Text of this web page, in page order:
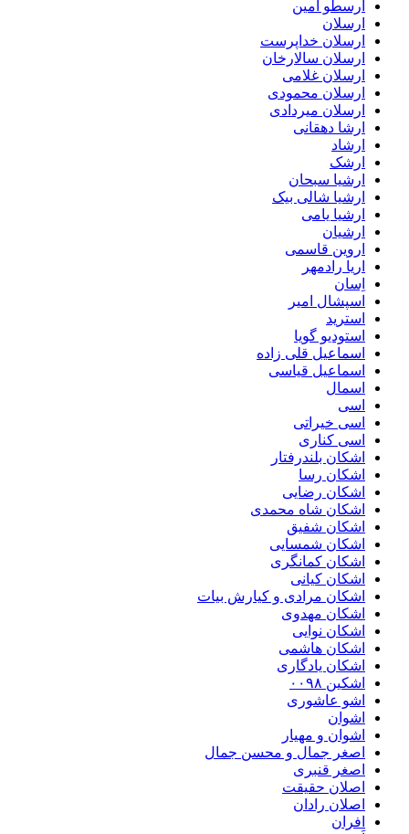
ارسطو امین
ارسلان
ارسلان خداپرست
ارسلان سالارخان
ارسلان غلامی
ارسلان محمودی
ارسلان میردادی
ارشا دهقانی
ارشاد
ارشک
ارشیا سبحان
ارشیا شالی بیک
ارشیا یامی
ارشیان
اروین قاسمی
اریا رادمهر
اِسان
اسپشال امیر
استرید
استودیو گویا
اسماعیل قلی زاده
اسماعیل قیاسی
اسمال
اسی
اسی خیراتی
اسی کناری
اشکان بلندرفتار
اشکان رسا
اشکان رضایی
اشکان شاه محمدی
اشکان شفیق
اشکان شمسایی
اشکان‌ کمانگری
اشکان کیانی
اشکان مرادی و کیارش بیات
اشکان مهدوی
اشکان نوایی
اشکان هاشمی
اشکان یادگاری
اشکین ۰۰۹۸
اشو عاشوری
اشوان
اشوان و مهیار
اصغر جمال و محسن جمال
اصغر قنبری
اصلان حقیقت
اصلان رادان
افران